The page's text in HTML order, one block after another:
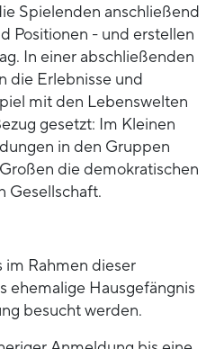
Spielenden anschließend
Positionen - und erstellen
In einer abschließenden
die Erlebnisse und
mit den Lebenswelten
gesetzt: Im Kleinen
in den Gruppen
die demokratischen
Gesellschaft.
im Rahmen dieser
ehemalige Hausgefängnis
besucht werden.